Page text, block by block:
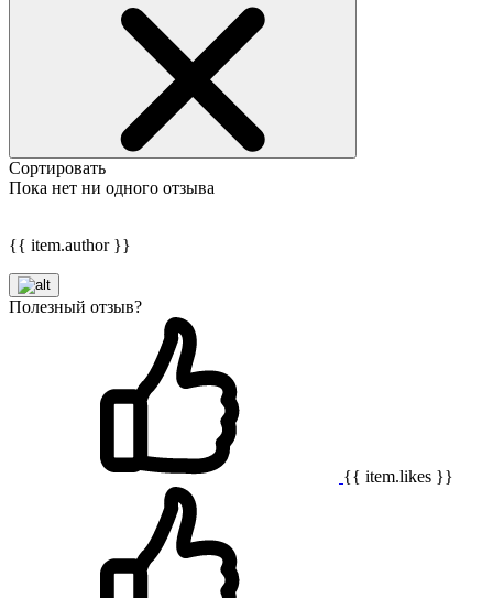
Сортировать
Пока нет ни одного отзыва
{{ item.author }}
Полезный отзыв?
{{ item.likes }}